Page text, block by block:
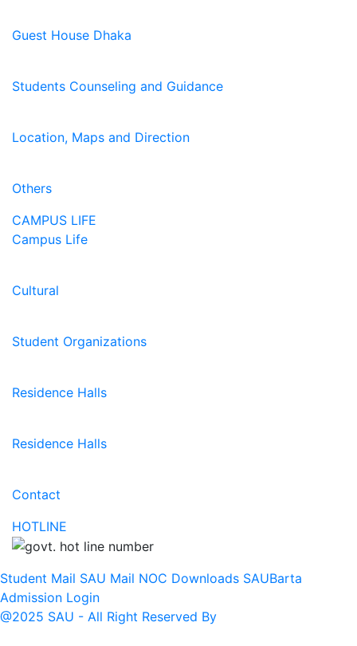
Guest House Dhaka
Students Counseling and Guidance
Location, Maps and Direction
Others
CAMPUS LIFE
Campus Life
Cultural
Student Organizations
Residence Halls
Residence Halls
Contact
HOTLINE
Student Mail SAU Mail NOC Downloads SAUBarta
Admission Login
@2025 SAU - All Right Reserved By